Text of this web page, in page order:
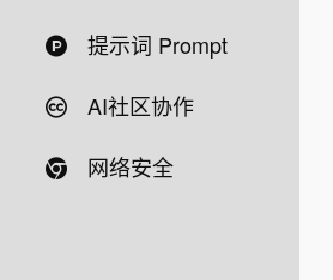
提示词 Prompt
AI社区协作
网络安全